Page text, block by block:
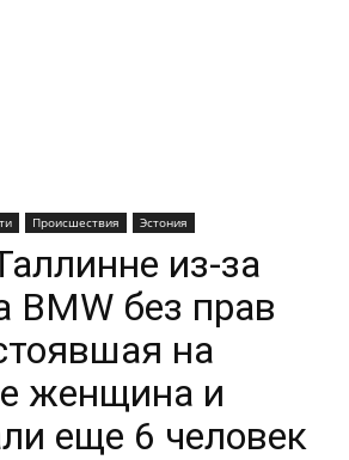
Происшествия Эстония
из-за
BMW без прав
на
женщина и
еще 6 человек